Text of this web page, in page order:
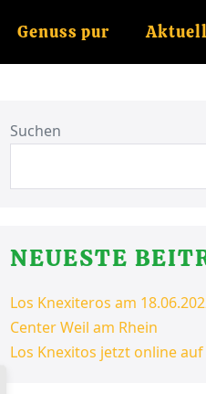
Genuss pur
Suchen
NEUESTE
Los Knexiteros am
Center Weil am Rhein
Los Knexitos jetzt online